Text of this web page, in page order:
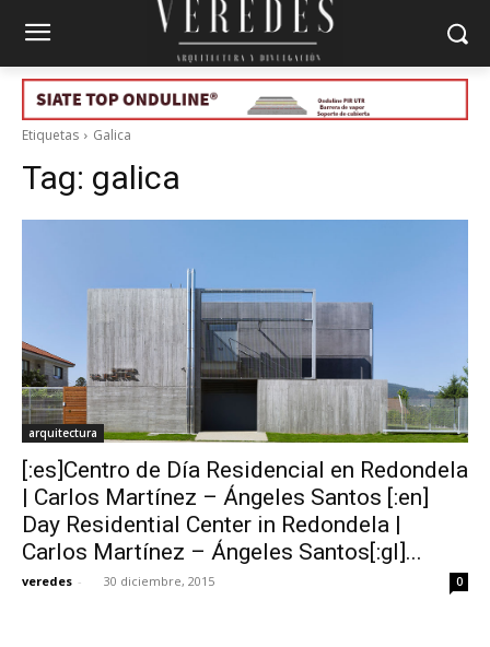
Etiquetas Galica
Tag: galica
arquitectura
[:es]Centro de Día Residencial en Redondela
| Carlos Martínez – Ángeles Santos [:en]
Day Residential Center in Redondela |
Carlos Martínez – Ángeles Santos[:gl]...
veredes - 30 diciembre, 2015 0